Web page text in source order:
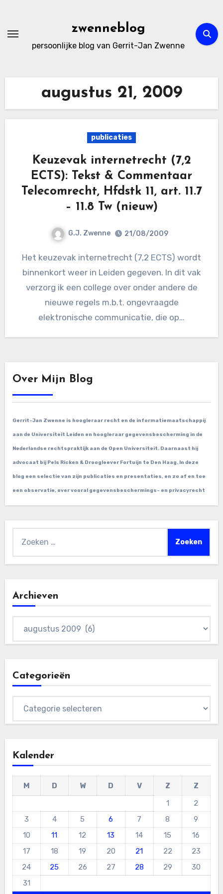
de
zwenneblog
persoonlijke blog van Gerrit-Jan Zwenne
augustus 21, 2009
publicaties
Keuzevak internetrecht (7,2
ECTS): Tekst & Commentaar
Telecomrecht, Hfdstk 11, art. 11.7
– 11.8 Tw (nieuw)
G.J. Zwenne 21/08/2009
Het keuzevak internetrecht (7,2 ECTS) wordt
binnenkort weer in Leiden gegeven. In dit vak
verzorg ik een college over onder andere de
nieuwe regels m.b.t. ongevraagde
elektronische communicatie, die op…
Over Mijn Blog
Gerrit-Jan Zwenne is hoogleraar recht en de informatiemaatschappij
aan de Universiteit Leiden en hoogleraar gegevensbescherming in de
Nederlandse rechtspraktijk aan de Open Universiteit. Daarnaast hij
advocaat bij Pels Ricken & Droogleever Fortuijn te Den Haag. In deze
blog een selectie van zijn publicaties en presentaties, en zo af en toe
een observatie, over vooral gegevensbeschermings- en privacyrecht
naar:
Archieven
Categorieën
Kalender
M D W D V Z
Z
1
2
3
4 5 6 7 8
9
10
11 12 13 14 15
16
17
18 19 20 21 22
23
24
25 26 27 28 29
30
31